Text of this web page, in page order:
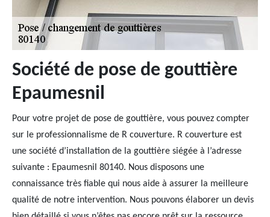
Société de pose de gouttière
Epaumesnil
Pour votre projet de pose de gouttière, vous pouvez compter
sur le professionnalisme de R couverture. R couverture est
une société d’installation de la gouttière siégée à l’adresse
suivante : Epaumesnil 80140. Nous disposons une
connaissance très fiable qui nous aide à assurer la meilleure
qualité de notre intervention. Nous pouvons élaborer un devis